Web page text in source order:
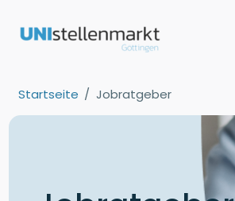
Startseite Jobratgeber